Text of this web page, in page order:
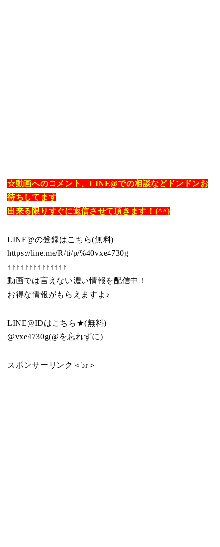
☆動画へのコメント、LINE@での相談などドンドンお
待ちしてます
出来る限りすぐに返信させて頂きます！(^^)
LINE@の登録はこちら(無料)
https://line.me/R/ti/p/%40vxe4730g
↑↑↑↑↑↑↑↑↑↑↑↑↑↑
動画では言えない濃い情報を配信中！
お得な情報がもらえますよ♪
LINE@IDはこちら★(無料)
@vxe4730g(@を忘れずに)
スポンサーリンク＜br＞